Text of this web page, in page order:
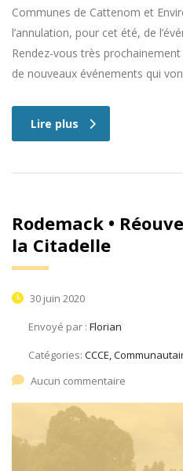
Communes de Cattenom et
l’annulation, pour cet été, de
Rendez-vous très
de nouveaux événements qui
Lire plus
Rodemack •
la Citadelle
30 juin 2020
Envoyé par : Florian
Catégories: CCCE,
Aucun commentaire